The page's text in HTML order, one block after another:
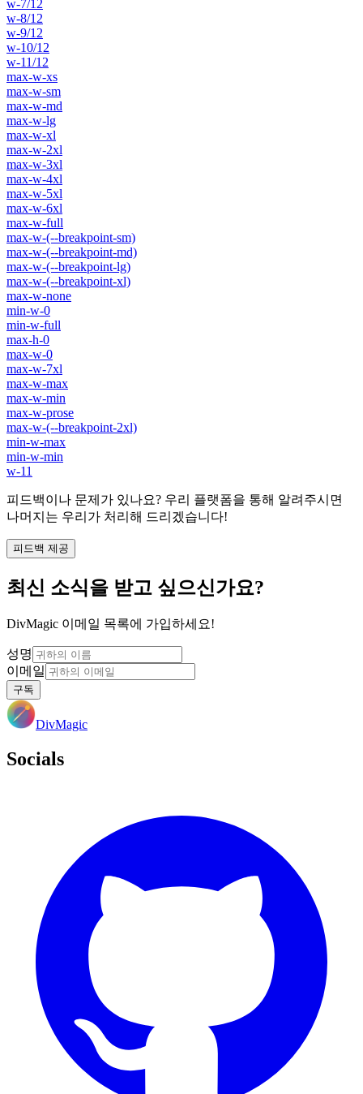
w-7/12
w-8/12
w-9/12
w-10/12
w-11/12
max-w-xs
max-w-sm
max-w-md
max-w-lg
max-w-xl
max-w-2xl
max-w-3xl
max-w-4xl
max-w-5xl
max-w-6xl
max-w-full
max-w-(--breakpoint-sm)
max-w-(--breakpoint-md)
max-w-(--breakpoint-lg)
max-w-(--breakpoint-xl)
max-w-none
min-w-0
min-w-full
max-h-0
max-w-0
max-w-7xl
max-w-max
max-w-min
max-w-prose
max-w-(--breakpoint-2xl)
min-w-max
min-w-min
w-11
피드백이나 문제가 있나요? 우리 플랫폼을 통해 알려주시면
나머지는 우리가 처리해 드리겠습니다!
피드백 제공
최신 소식을 받고 싶으신가요?
DivMagic 이메일 목록에 가입하세요!
성명
이메일
구독
DivMagic
Socials